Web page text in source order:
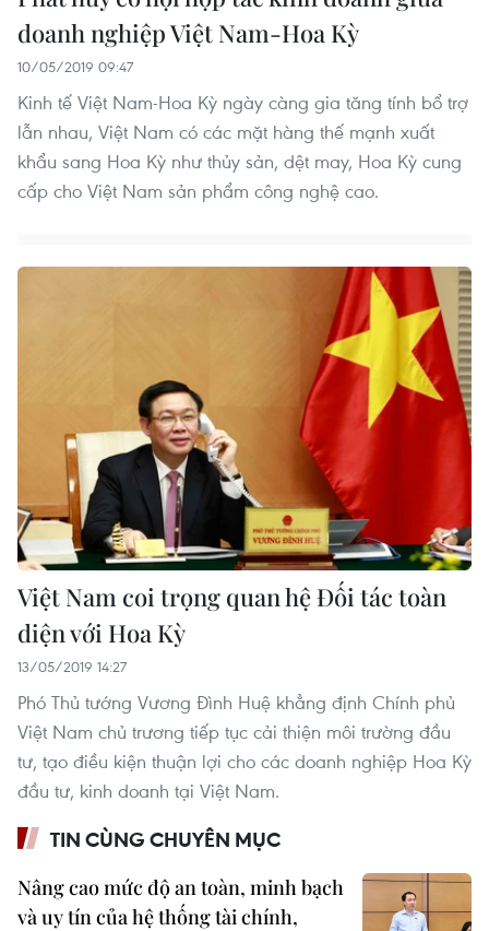
doanh nghiệp Việt Nam-Hoa Kỳ
10/05/2019 09:47
Kinh tế Việt Nam-Hoa Kỳ ngày càng gia tăng tính bổ trợ
lẫn nhau, Việt Nam có các mặt hàng thế mạnh xuất
khẩu sang Hoa Kỳ như thủy sản, dệt may, Hoa Kỳ cung
cấp cho Việt Nam sản phẩm công nghệ cao.
Việt Nam coi trọng quan hệ Đối tác toàn
diện với Hoa Kỳ
13/05/2019 14:27
Phó Thủ tướng Vương Đình Huệ khẳng định Chính phủ
Việt Nam chủ trương tiếp tục cải thiện môi trường đầu
tư, tạo điều kiện thuận lợi cho các doanh nghiệp Hoa Kỳ
đầu tư, kinh doanh tại Việt Nam.
TIN CÙNG CHUYÊN MỤC
Nâng cao mức độ an toàn, minh bạch
và uy tín của hệ thống tài chính,